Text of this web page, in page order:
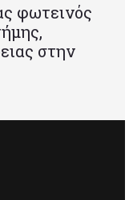
φωτεινός
στην